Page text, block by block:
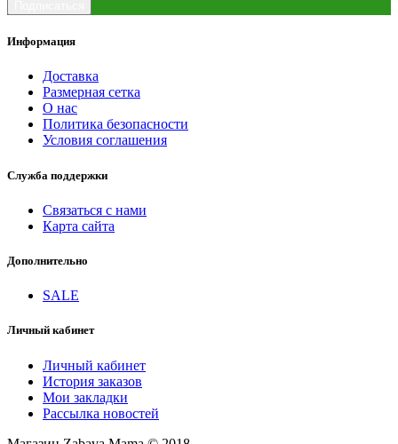
Информация
Доставка
Размерная сетка
О нас
Политика безопасности
Условия соглашения
Служба поддержки
Связаться с нами
Карта сайта
Дополнительно
SALE
Личный кабинет
Личный кабинет
История заказов
Мои закладки
Рассылка новостей